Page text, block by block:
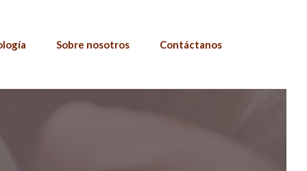
Sobre nosotros Contáctanos